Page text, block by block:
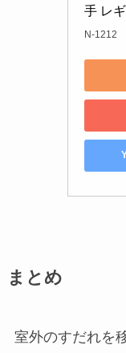
手 レ
N-1212
まとめ
室外のすだれを